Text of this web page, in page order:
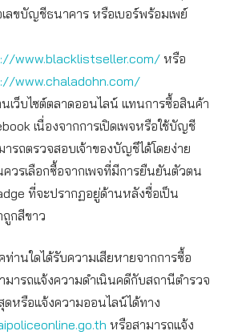
ลขบัญชีธนาคาร หรือเบอร์พร้อมเพย์
www.blacklistseller.com/ หรือ
www.chaladohn.com/
เว็บไซต์ตลาดออนไลน์ แทนการซื้อสินค้า
เนื่องจากการเปิดเพจหรือใช้บัญชี
รถตรวจสอบเจ้าของบัญชีได้โดยง่าย
ควรเลือกซื้อจากเพจที่มีการยืนยันตัวตน
ที่จะปรากฏอยู่ด้านหลังชื่อเป็น
ถูกสีขาว
านใดได้รับความเสียหายจากการซื้อ
ารถแจ้งความดำเนินคดีกับสถานีตำรวจ
ดหรือแจ้งความออนไลน์ได้ทาง
หรือสามารถแจ้ง